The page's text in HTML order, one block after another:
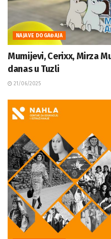
NAJAVE DOGAĐAJA
Mumijevi, Cerixx, Mirza
danas u Tuzli
21/06/2025